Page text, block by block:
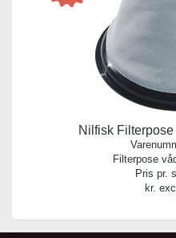
Nilfisk
Filterpose
Pris pr.
kr.